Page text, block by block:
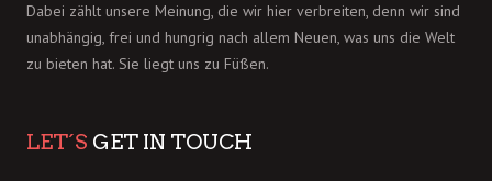
Dabei zählt unsere Meinung, die wir hier verbreiten, denn wir sind
unabhängig, frei und hungrig nach allem Neuen, was uns die Welt
zu bieten hat. Sie liegt uns zu Füßen.
LET´S GET IN TOUCH